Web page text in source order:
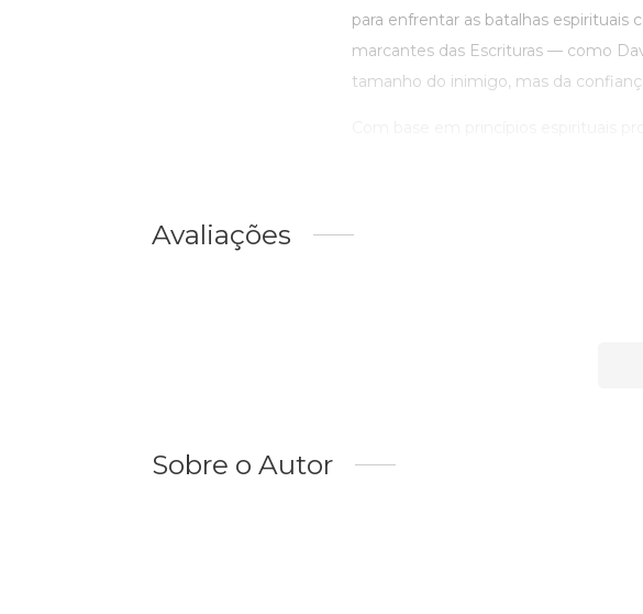
para enfrentar as batalhas espirituais
marcantes das Escrituras — como
tamanho do inimigo, mas da
Avaliações
Sobre o Autor